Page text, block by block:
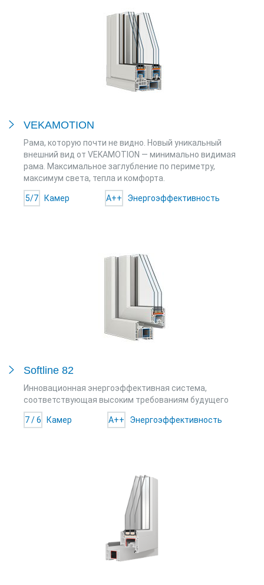
VEKAMOTION
Рама, которую почти не видно. Новый уникальный
внешний вид от VEKAMOTION — минимально видимая
рама. Максимальное заглубление по периметру,
максимум света, тепла и комфорта.
5/7 Камер A++ Энергоэффективность
Softline 82
Инновационная энергоэффективная система,
соответствующая высоким требованиям будущего
7 / 6 Камер A++ Энергоэффективность